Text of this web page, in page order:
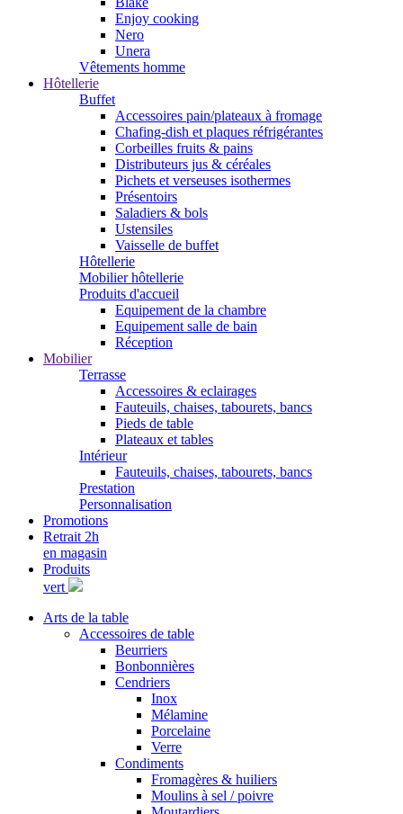
Enjoy cooking
Nero
Unera
Vêtements homme
Hôtellerie
Buffet
Accessoires pain/plateaux à fromage
Chafing-dish et plaques réfrigérantes
Corbeilles fruits & pains
Distributeurs jus & céréales
Pichets et verseuses isothermes
Présentoirs
Saladiers & bols
Ustensiles
Vaisselle de buffet
Hôtellerie
Mobilier hôtellerie
Produits d'accueil
Equipement de la chambre
Equipement salle de bain
Réception
Mobilier
Terrasse
Accessoires & eclairages
Fauteuils, chaises, tabourets, bancs
Pieds de table
Plateaux et tables
Intérieur
Fauteuils, chaises, tabourets, bancs
Prestation
Personnalisation
Promotions
Retrait 2h
en magasin
Produits
vert
Arts de la table
Accessoires de table
Beurriers
Bonbonnières
Cendriers
Inox
Mélamine
Porcelaine
Verre
Condiments
Fromagères & huiliers
Moulins à sel / poivre